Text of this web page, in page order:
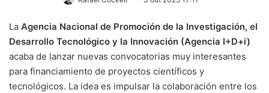
La Agencia Nacional de Promoción de la Investigación, el
Desarrollo Tecnológico y la Innovación (Agencia I+D+i)
acaba de lanzar nuevas convocatorias muy interesantes
para financiamiento de proyectos científicos y
tecnológicos. La idea es impulsar la colaboración entre los